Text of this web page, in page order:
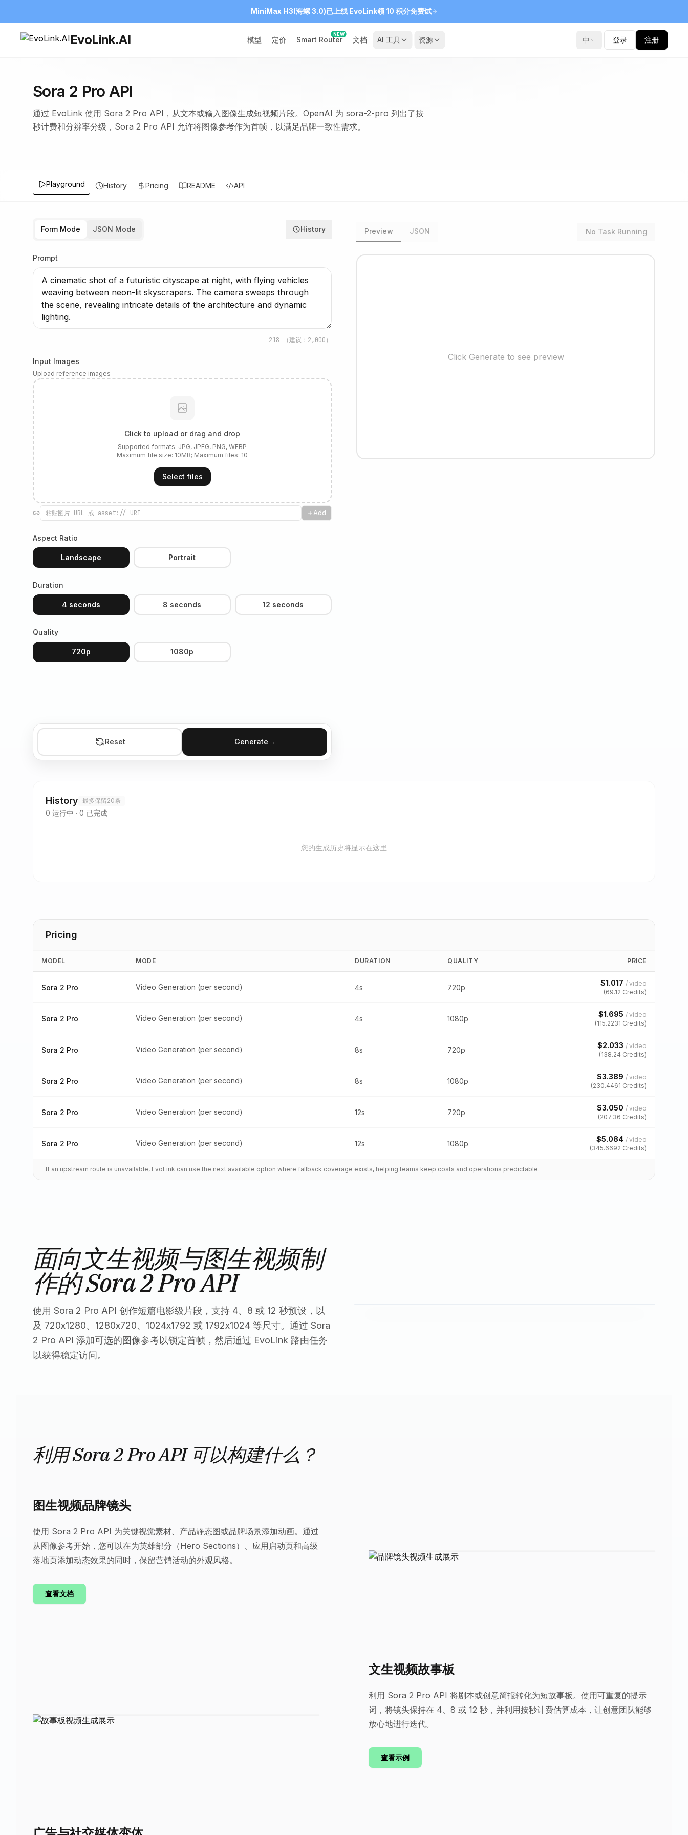
MiniMax H3(海螺 3.0)已上线 EvoLink领 10 积分免费试
EvoLink.AI 模型 定价 Smart Router
NEW
文档 AI 工具 资源 中 登录 注册
Sora 2 Pro API
通过 EvoLink 使用 Sora 2 Pro API，从文本或输入图像生成短视频片段。OpenAI 为 sora-2-pro 列出了按
秒计费和分辨率分级，Sora 2 Pro API 允许将图像参考作为首帧，以满足品牌一致性需求。
Playground History Pricing README API
Form Mode JSON Mode History
Prompt
218 （建议：2,000）
Input Images
Upload reference images
Click to upload or drag and drop
Supported formats: JPG, JPEG, PNG, WEBP
Maximum file size: 10MB; Maximum files: 10
Select files
Add
Aspect Ratio
Landscape Portrait
Duration
4 seconds 8 seconds 12 seconds
Quality
720p 1080p
Reset Generate→
Preview JSON No Task Running
Click Generate to see preview
History 最多保留20条
0 运行中 · 0 已完成
您的生成历史将显示在这里
面向文生视频与图生视频制
作的 Sora 2 Pro API
使用 Sora 2 Pro API 创作短篇电影级片段，支持 4、8 或 12 秒预设，以
及 720x1280、1280x720、1024x1792 或 1792x1024 等尺寸。通过 Sora
2 Pro API 添加可选的图像参考以锁定首帧，然后通过 EvoLink 路由任务
以获得稳定访问。
Pricing
MODEL MODE DURATION QUALITY PRICE
Sora 2 Pro Video Generation (per second) 4s 720p
$1.017 / video
(69.12 Credits)
Sora 2 Pro Video Generation (per second) 4s 1080p
$1.695 / video
(115.2231 Credits)
Sora 2 Pro Video Generation (per second) 8s 720p
$2.033 / video
(138.24 Credits)
Sora 2 Pro Video Generation (per second) 8s 1080p
$3.389 / video
(230.4461 Credits)
Sora 2 Pro Video Generation (per second) 12s 720p
$3.050 / video
(207.36 Credits)
Sora 2 Pro Video Generation (per second) 12s 1080p
$5.084 / video
(345.6692 Credits)
If an upstream route is unavailable, EvoLink can use the next available option where fallback coverage exists, helping teams keep costs and operations predictable.
利用 Sora 2 Pro API 可以构建什么？
图生视频品牌镜头
使用 Sora 2 Pro API 为关键视觉素材、产品静态图或品牌场景添加动画。通过
从图像参考开始，您可以在为英雄部分（Hero Sections）、应用启动页和高级
落地页添加动态效果的同时，保留营销活动的外观风格。
查看文档
文生视频故事板
利用 Sora 2 Pro API 将剧本或创意简报转化为短故事板。使用可重复的提示
词，将镜头保持在 4、8 或 12 秒，并利用按秒计费估算成本，让创意团队能够
放心地进行迭代。
查看示例